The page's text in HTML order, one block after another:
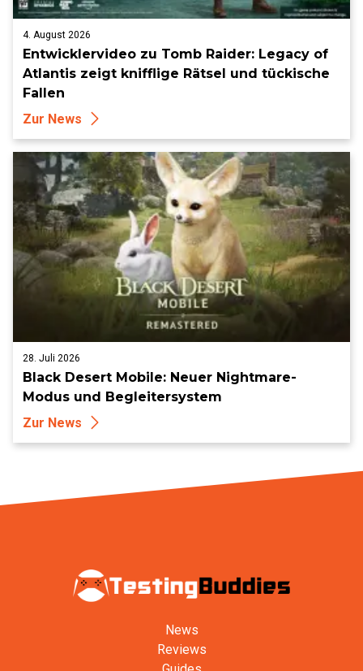
4. August 2026
Entwicklervideo zu Tomb Raider: Legacy of
Atlantis zeigt knifflige Rätsel und tückische
Fallen
Zur News
28. Juli 2026
Black Desert Mobile: Neuer Nightmare-
Modus und Begleitersystem
Zur News
News
Reviews